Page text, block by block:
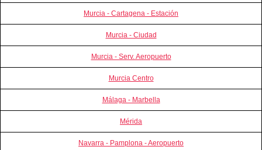
Murcia - Cartagena - Estación
Murcia - Ciudad
Murcia - Serv. Aeropuerto
Murcia Centro
Málaga - Marbella
Mérida
Navarra - Pamplona - Aeropuerto